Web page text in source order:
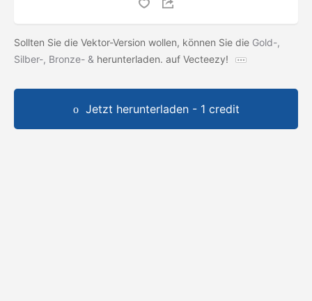
Sollten Sie die Vektor-Version wollen, können Sie die Gold-,
Silber-, Bronze- & herunterladen. auf Vecteezy!
Jetzt herunterladen - 1 credit